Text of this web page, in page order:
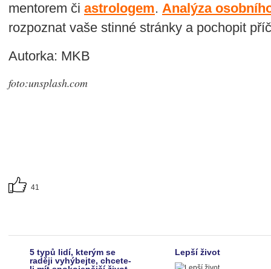
mentorem či astrologem. Analýza
rozpoznat vaše stinné stránky a pochopit
Autorka: MKB
foto:unsplash.com
41
5 typů lidí, kterým se
raději vyhýbejte, chcete-
Lepší život